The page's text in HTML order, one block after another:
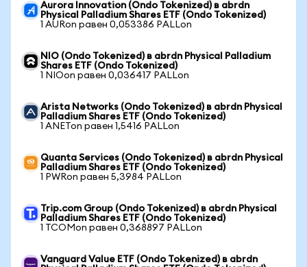
Aurora Innovation (Ondo Tokenized) в abrdn
Physical Palladium Shares ETF (Ondo Tokenized)
1 AURon равен 0,053386 PALLon
NIO (Ondo Tokenized) в abrdn Physical Palladium
Shares ETF (Ondo Tokenized)
1 NIOon равен 0,036417 PALLon
Arista Networks (Ondo Tokenized) в abrdn Physical
Palladium Shares ETF (Ondo Tokenized)
1 ANETon равен 1,5416 PALLon
Quanta Services (Ondo Tokenized) в abrdn Physical
Palladium Shares ETF (Ondo Tokenized)
1 PWRon равен 5,3984 PALLon
Trip.com Group (Ondo Tokenized) в abrdn Physical
Palladium Shares ETF (Ondo Tokenized)
1 TCOMon равен 0,368897 PALLon
Vanguard Value ETF (Ondo Tokenized) в abrdn